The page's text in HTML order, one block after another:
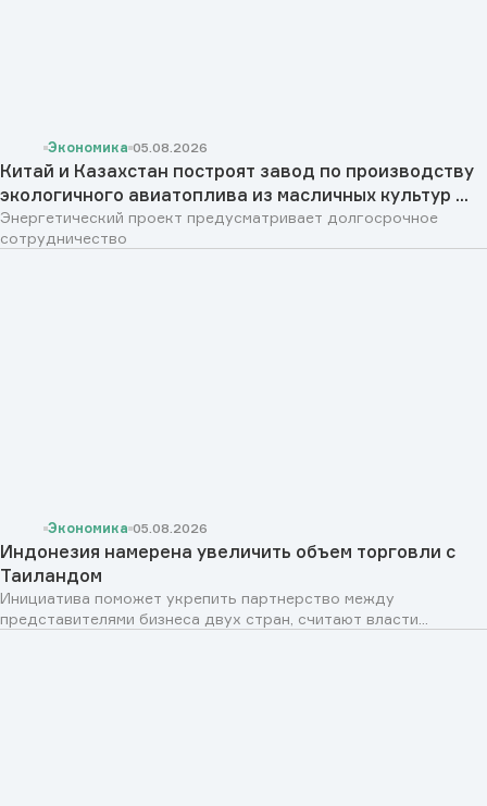
Экономика 05.08.2026
Китай и Казахстан построят завод по производству
экологичного авиатоплива из масличных культур ...
Энергетический проект предусматривает долгосрочное
сотрудничество
Экономика 05.08.2026
Индонезия намерена увеличить объем торговли с
Таиландом
Инициатива поможет укрепить партнерство между
представителями бизнеса двух стран, считают власти...